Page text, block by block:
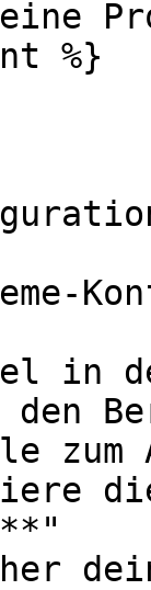
%}
in
die